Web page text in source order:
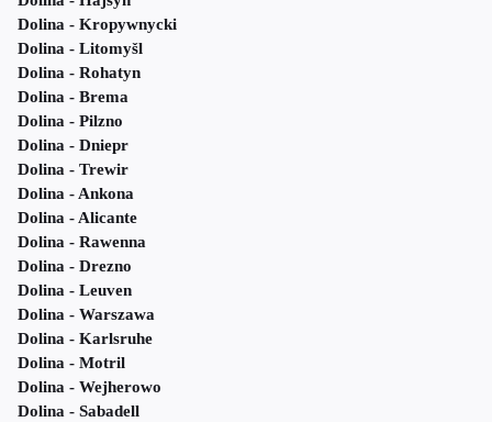
Dolina - Kropywnycki
Dolina - Litomyšl
Dolina - Rohatyn
Dolina - Brema
Dolina - Pilzno
Dolina - Dniepr
Dolina - Trewir
Dolina - Ankona
Dolina - Alicante
Dolina - Rawenna
Dolina - Drezno
Dolina - Leuven
Dolina - Warszawa
Dolina - Karlsruhe
Dolina - Motril
Dolina - Wejherowo
Dolina - Sabadell